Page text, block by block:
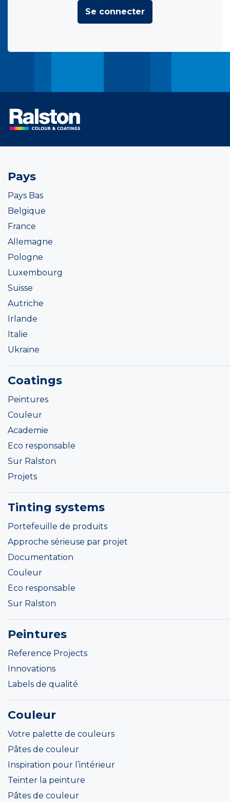
Se connecter
Pays
Pays Bas
Belgique
France
Allemagne
Pologne
Luxembourg
Suisse
Autriche
Irlande
Italie
Ukraine
Coatings
Peintures
Couleur
Academie
Eco responsable
Sur Ralston
Projets
Tinting systems
Portefeuille de produits
Approche sérieuse par projet
Documentation
Couleur
Eco responsable
Sur Ralston
Peintures
Reference Projects
Innovations
Labels de qualité
Couleur
Votre palette de couleurs
Pâtes de couleur
Inspiration pour l’intérieur
Teinter la peinture
Pâtes de couleur